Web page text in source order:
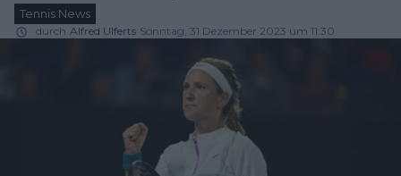
Tennis News
durch Alfred Ulferts Sonntag, 31 Dezember 2023 um 11:30